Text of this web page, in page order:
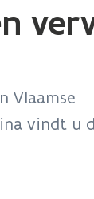
Vlaamse
vindt u